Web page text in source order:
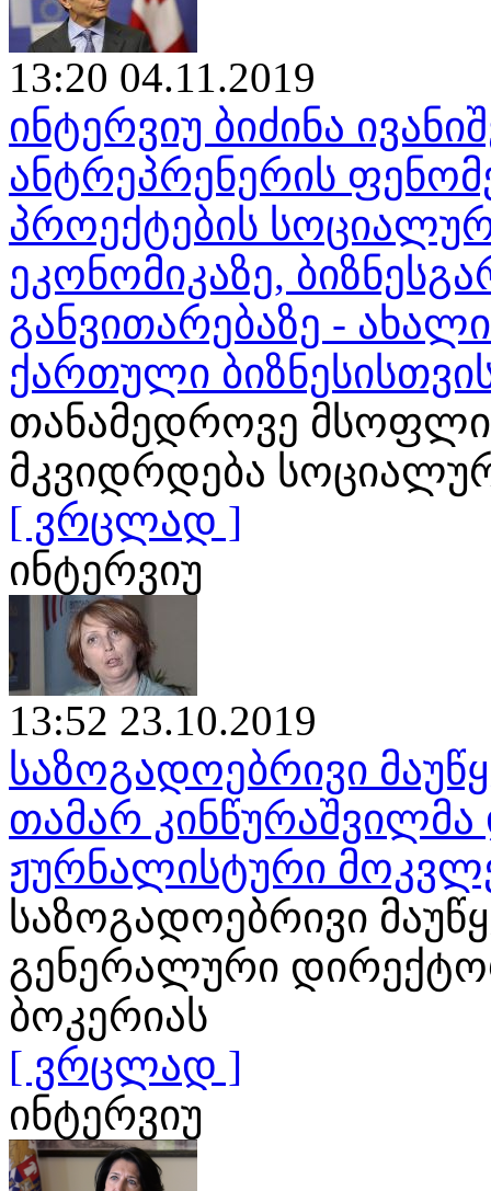
13:20 04.11.2019
ინტერვიუ ბიძინა
ანტრეპრენერის
პროექტების
ეკონომიკაზე,
განვითარებაზე -
ქართული
თანამედროვე
მკვიდრდება
[ ვრცლად ]
ინტერვიუ
13:52 23.10.2019
საზოგადოებრივი
თამარ
ჟურნალისტური
საზოგადოებრივი
გენერალური
ბოკერიას
[ ვრცლად ]
ინტერვიუ